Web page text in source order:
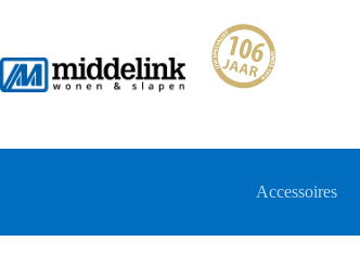
inhoud
Accessoires